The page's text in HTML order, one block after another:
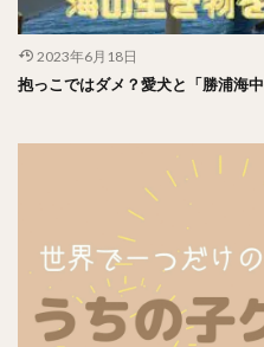
2023年6月18日
抱っこではダメ？愛犬と「勝浦海